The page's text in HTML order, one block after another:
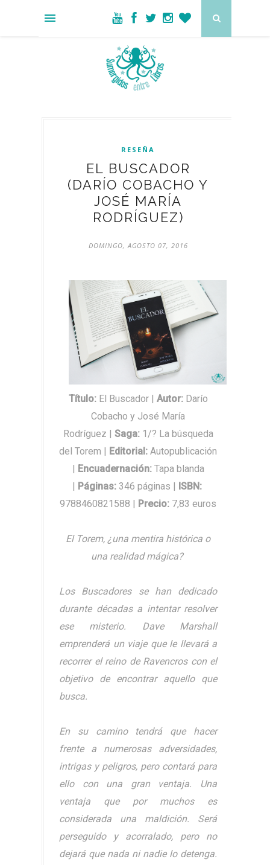
RESEÑA
EL BUSCADOR
(DARÍO COBACHO Y
JOSÉ MARÍA
RODRÍGUEZ)
DOMINGO, AGOSTO 07, 2016
Título:El Buscador | Autor: Darío
Cobacho y José María
Rodríguez | Saga: 1/? La búsqueda
del Torem |
Editorial : Autopublicación
Encuadernación: Tapa blanda
Páginas: 346 páginas | ISBN :
9788460821588 |
Precio: 7,83 euros
El Torem, ¿una mentira histórica o
una realidad mágica?
Los Buscadores se han dedicado
durante décadas a intentar resolver
ese misterio. Dave Marshall
emprenderá un viaje que le llevará a
recorrer el reino de Ravencros con el
objetivo de encontrar aquello que
busca.
En su camino tendrá que hacer
frente a numerosas adversidades,
intrigas y peligros, pero contará para
ello con una gran ventaja. Una
ventaja que por muchos es
considerada una maldición. Será
perseguido y acorralado, pero no
dejará que nada ni nadie lo detenga.